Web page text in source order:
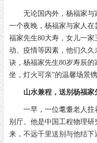
无论国内外，杨福家与
一个夜晚，杨福家与家人在
福家先生80大寿，女儿一
动、疫情等因素，他们久
诀，杨福家先生80岁寿辰
坐，灯火可亲”的温馨场景
山水兼程，送别杨福家
一早，一位耄耋老人
别厅。他是中国工程物理
来，不远千里送别与他结下